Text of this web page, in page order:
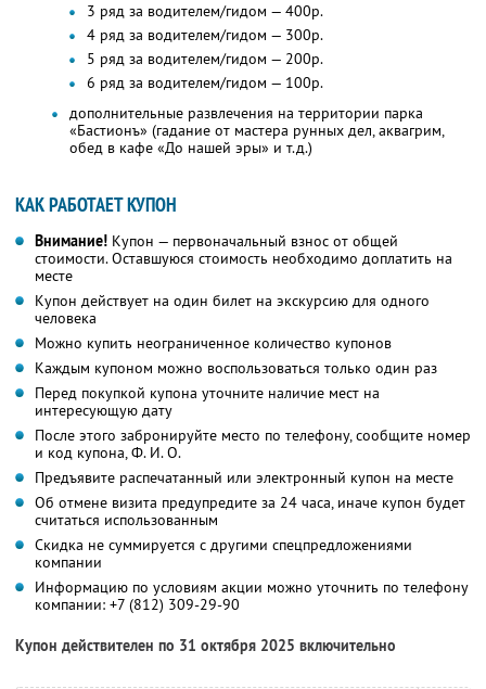
3 ряд за водителем/гидом — 400р.
4 ряд за водителем/гидом — 300р.
5 ряд за водителем/гидом — 200р.
6 ряд за водителем/гидом — 100р.
дополнительные развлечения на территории парка
«Бастионъ» (гадание от мастера рунных дел, аквагрим,
обед в кафе «До нашей эры» и т.д.)
КАК РАБОТАЕТ КУПОН
Внимание! Купон — первоначальный взнос от общей
стоимости. Оставшуюся стоимость необходимо доплатить на
месте
Купон действует на один билет на экскурсию для одного
человека
Можно купить неограниченное количество купонов
Каждым купоном можно воспользоваться только один раз
Перед покупкой купона уточните наличие мест на
интересующую дату
После этого забронируйте место по телефону, сообщите номер
и код купона,Ф. И. О.
Предъявите распечатанный или электронный купон на месте
Об отмене визита предупредите за 24 часа, иначе купон будет
считаться использованным
Скидка не суммируется с другими спецпредложениями
компании
Информацию по условиям акции можно уточнить по телефону
компании: +7 (812) 309-29-90
Купон действителен по 31 октября 2025 включительно